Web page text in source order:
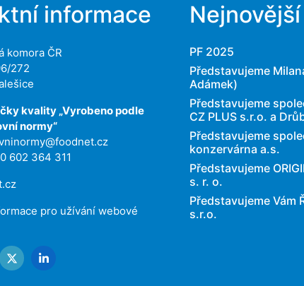
informace
komora ČR
272
kvality „Vyrobeno podle
normy“
602 364 311
pro užívání webové
PF 2025
Představujeme
Adámek)
Představujeme
CZ PLUS s.r.o. a
Představujeme
konzervárna a.s.
Představujeme
s. r. o.
Představujeme Vám
s.r.o.